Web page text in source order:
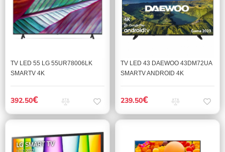
TV LED 55 LG 55UR78006LK
SMARTV 4K
392.50€
TV LED 43 DAEWOO 43DM72UA
SMARTV ANDROID 4K
239.50€